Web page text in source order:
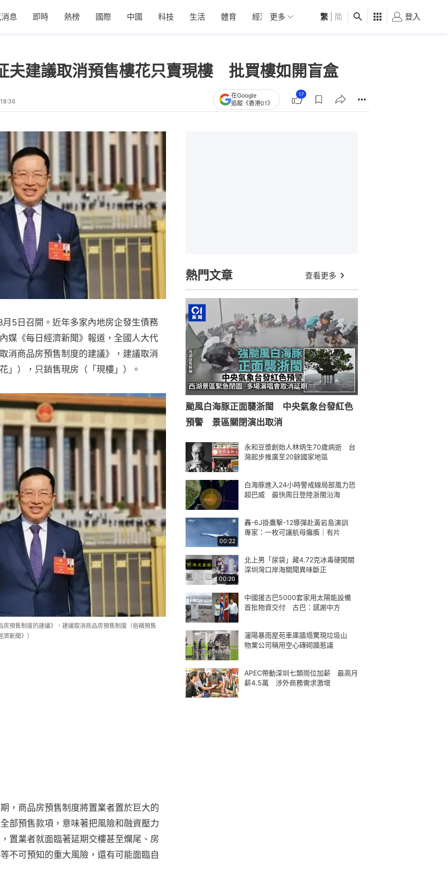
息 即時 熱榜 國際 中國 科技 生活 體育 經濟 01深圳 觀點 健康 好食玩飛
更多 繁 简 登入
夫建議取消預售樓花只賣現樓 批買樓如開盲盒
在Google
追蹤《香港01》
17
5日召開。近年多家內地房企發生債務
媒《每日經濟新聞》報道，全國人大代
消商品房預售制度的建議》，建議取消
」），只銷售現房（「現樓」）。
預售制度的建議》，建議取消商品房預售制度（俗稱預售
新聞》）
，商品房預售制度將置業者置於巨大的
部預售款項，意味著把風險和融資壓力
置業者就面臨著延期交樓甚至爛尾、房
不可預知的重大風險，還有可能面臨自
熱門文章 查看更多
颱風白海豚正面襲浙閩 中央氣象台發紅色
預警 景區關閉演出取消
永和豆漿創始人林炳生70歲病逝 台
灣起步推廣至20餘國家地區
白海豚進入24小時警戒線局部風力恐
超巴威 最快周日登陸浙閩沿海
00:22
轟-6J掛鷹擊-12導彈赴黃岩島演訓
專家：一枚可讓航母癱瘓｜有片
00:20
北上男「尿袋」藏4.72克冰毒硬闖關
深圳灣口岸海關聞異味斷正
中國援古巴5000套家用太陽能設備
首批物資交付 古巴：感謝中方
瀋陽暴雨屋苑車庫牆塌驚現垃圾山
物業公司稱用空心磚砌牆惹議
APEC帶動深圳七類崗位加薪 最高月
薪4.5萬 涉外商務需求激增